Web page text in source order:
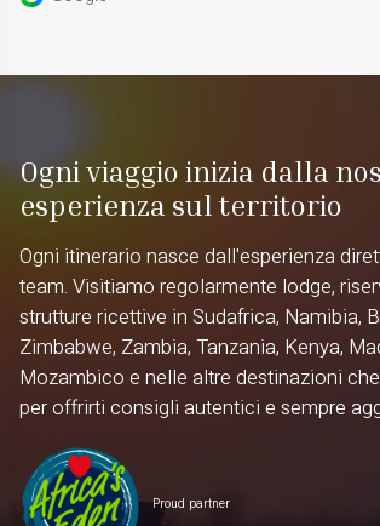
Ogni viaggio inizia dalla
esperienza sul territorio
Ogni itinerario nasce dall'esperienza
team. Visitiamo regolarmente lodge,
strutture ricettive in Sudafrica, Namibia,
Zimbabwe, Zambia, Tanzania, Kenya,
Mozambico e nelle altre destinazioni
per offrirti consigli autentici e sempre
Proud partner